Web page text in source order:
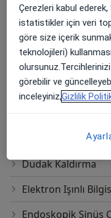
Botoks
Burun Ucu
Burun İçi
Dikiş
Dudak Dolgusu
Dudak Kaldırma
Elektron Işınlı
Endoskopik Sinüs
Çerezleri kabul ederek,
istatistikler için veri
göre size içerik
teknolojileri)
görebilir ve
inceleyiniz,Gizlilik